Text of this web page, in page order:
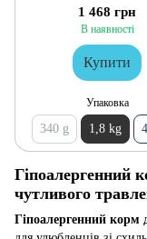
1 468 грн
В наявності
Купити
Упаковка
340 g 1,8 kg
Гіпоалергенний
чутливого
Гіпоалергенний корм